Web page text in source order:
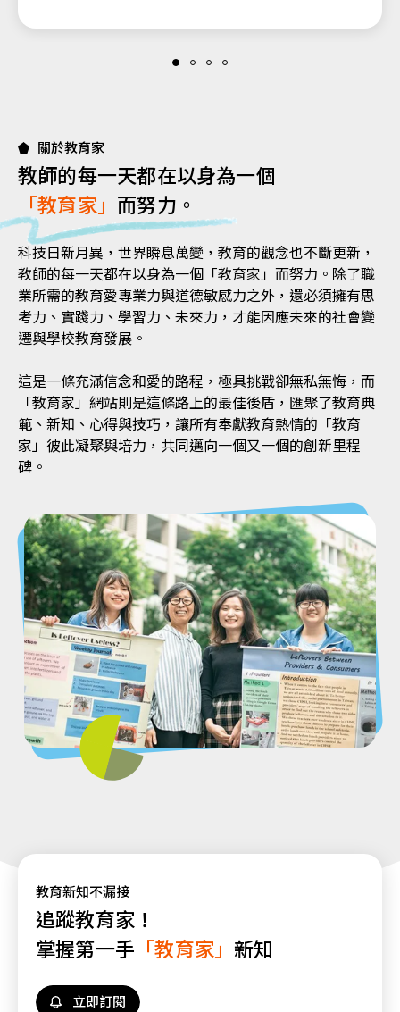
關於教育家
教師的每一天都在以身為一個
「教育家」 而努力。
科技日新月異，世界瞬息萬變，教育的觀念也不斷更新，
教師的每一天都在以身為一個「教育家」而努力。除了職
業所需的教育愛專業力與道德敏感力之外，還必須擁有思
考力、實踐力、學習力、未來力，才能因應未來的社會變
遷與學校教育發展。
這是一條充滿信念和愛的路程，極具挑戰卻無私無悔，而
「教育家」網站則是這條路上的最佳後盾，匯聚了教育典
範、新知、心得與技巧，讓所有奉獻教育熱情的「教育
家」彼此凝聚與培力，共同邁向一個又一個的創新里程
碑。
教育新知不漏接
追蹤教育家！
掌握第一手 「教育家」 新知
立即訂閱